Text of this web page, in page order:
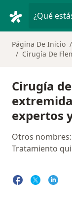
¿Qué
Página De Inicio
Cirugía De
Cirugía
expertos
Otros
Tratamiento